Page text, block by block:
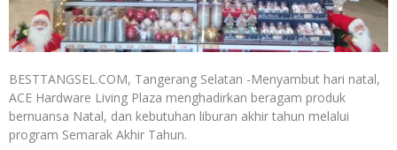
BESTTANGSEL.COM, Tangerang Selatan -Menyambut hari natal,
ACE Hardware Living Plaza menghadirkan beragam produk
bernuansa Natal, dan kebutuhan liburan akhir tahun melalui
program Semarak Akhir Tahun.